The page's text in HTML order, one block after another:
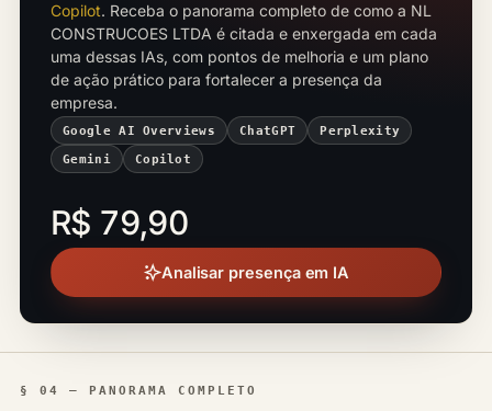
Copilot. Receba o panorama completo de como a NL
CONSTRUCOES LTDA é citada e enxergada em cada
uma dessas IAs, com pontos de melhoria e um plano
de ação prático para fortalecer a presença da
empresa.
Google AI Overviews ChatGPT Perplexity
Gemini Copilot
R$ 79,90
Analisar presença em IA
§ 04 — PANORAMA COMPLETO